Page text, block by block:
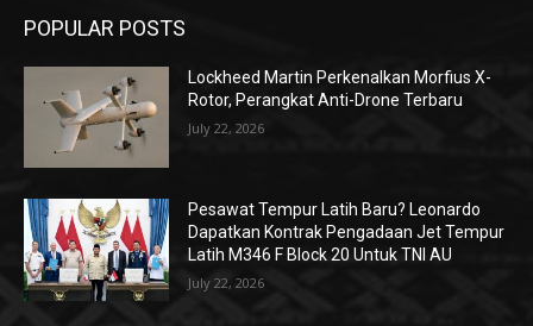
POPULAR POSTS
Lockheed Martin Perkenalkan Morfius X-
Rotor, Perangkat Anti-Drone Terbaru
July 22, 2026
Pesawat Tempur Latih Baru? Leonardo
Dapatkan Kontrak Pengadaan Jet Tempur
Latih M346 F Block 20 Untuk TNI AU
July 22, 2026